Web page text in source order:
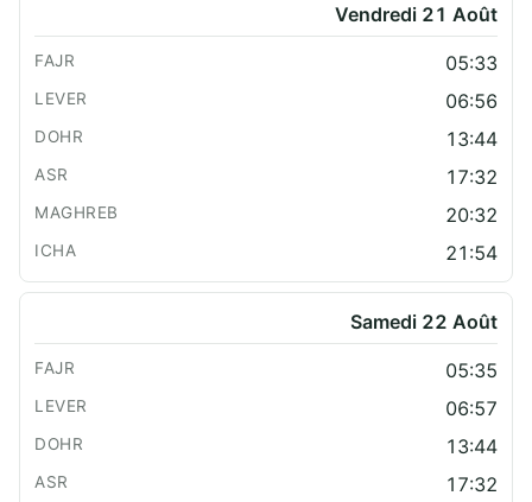
Vendredi 21 Août
05:33
06:56
13:44
17:32
20:32
21:54
Samedi 22 Août
05:35
06:57
13:44
17:32